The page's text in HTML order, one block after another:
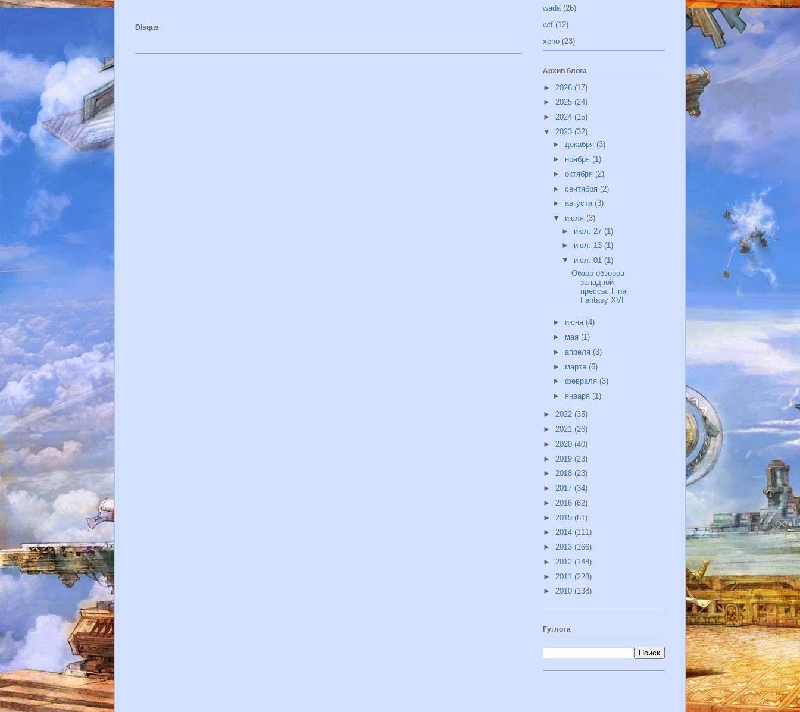
Disqus
wada (26)
wtf (12)
xeno (23)
Архив блога
► 2026 (17)
► 2025 (24)
► 2024 (15)
▼ 2023 (32)
► декабря (3)
► ноября (1)
► октября (2)
► сентября (2)
► августа (3)
▼ июля (3)
► июл. 27(1)
► июл. 13(1)
▼ июл. 01(1)
Обзор обзоров
западной
прессы: Final
Fantasy XVI
► июня (4)
► мая (1)
► апреля (3)
► марта (6)
► февраля (3)
► января (1)
► 2022 (35)
► 2021 (26)
► 2020 (40)
► 2019 (23)
► 2018 (23)
► 2017 (34)
► 2016 (62)
► 2015 (81)
► 2014 (111)
► 2013 (166)
► 2012 (148)
► 2011 (228)
► 2010 (138)
Гуглота